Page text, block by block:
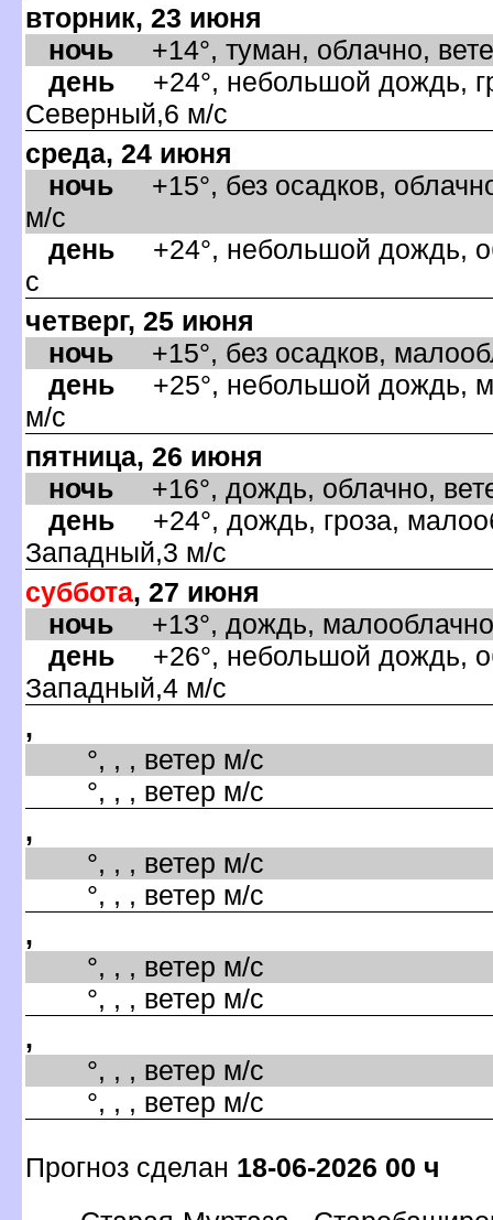
торник, 23 июня
ночь +14°, туман, облачно,
день +24°, небольшой дождь,
Северный,6 м/с
среда, 24 июня
ночь +15°, без осадков,
м/с
день +24°, небольшой дождь,
с
четверг, 25 июня
ночь +15°, без осадков,
день +25°, небольшой дождь,
м/с
пятница, 26 июня
ночь +16°, дождь, облачно,
день +24°, дождь, гроза,
Западный,3 м/с
суббота, 27 июня
ночь +13°, дождь,
день +26°, небольшой дождь,
Западный,4 м/с
,
°, , , ветер м/с
°, , , ветер м/с
,
°, , , ветер м/с
°, , , ветер м/с
,
°, , , ветер м/с
°, , , ветер м/с
,
°, , , ветер м/с
°, , , ветер м/с
Прогноз сделан 18-06-2026 00 ч